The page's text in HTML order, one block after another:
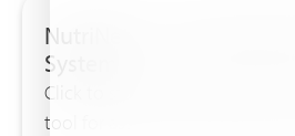
NutriNet™ - Plant
System
Click to start using Haifa
tool for assessment of the